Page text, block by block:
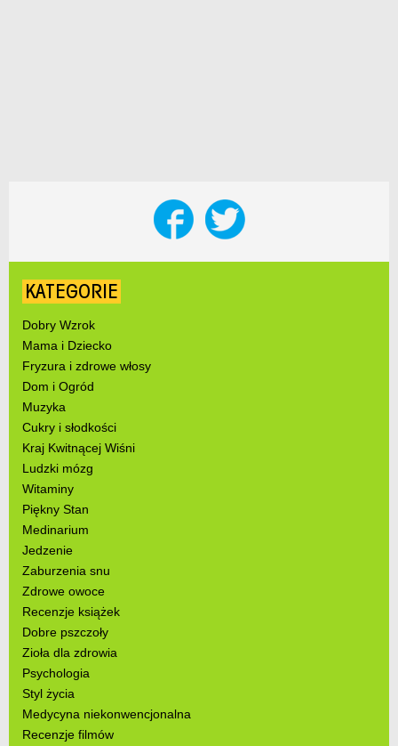
KATEGORIE
Dobry Wzrok
Mama i Dziecko
Fryzura i zdrowe włosy
Dom i Ogród
Muzyka
Cukry i słodkości
Kraj Kwitnącej Wiśni
Ludzki mózg
Witaminy
Piękny Stan
Medinarium
Jedzenie
Zaburzenia snu
Zdrowe owoce
Recenzje książek
Dobre pszczoły
Zioła dla zdrowia
Psychologia
Styl życia
Medycyna niekonwencjonalna
Recenzje filmów